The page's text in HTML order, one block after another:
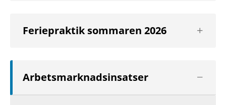
Feriepraktik sommaren 2026
nästa
Arbetsmarknadsinsatser